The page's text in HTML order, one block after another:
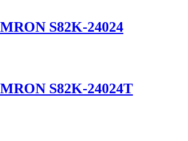
S82K-24024
S82K-24024T